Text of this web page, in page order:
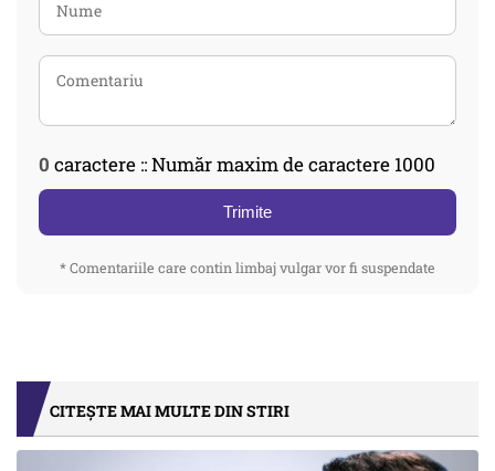
0 caractere :: Număr maxim de caractere 1000
Trimite
* Comentariile care contin limbaj vulgar vor fi suspendate
CITEȘTE MAI MULTE DIN STIRI